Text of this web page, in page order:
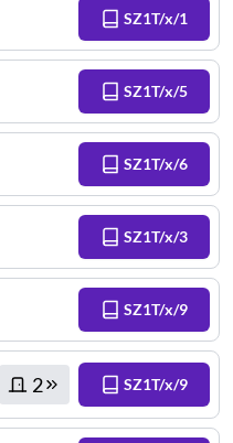
SZ1T/x/1
SZ1T/x/5
SZ1T/x/6
SZ1T/x/3
SZ1T/x/9
2 SZ1T/x/9